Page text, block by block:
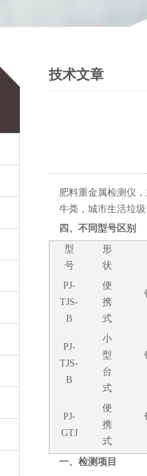
技术文章
肥料重金属检测仪
牛粪，城市生活垃
四、不同型号区别
型
号
形
状
PJ-
TJS-
B
便
携
式
PJ-
TJS-
B
小
型
台
式
PJ-
GTJ
便
携
式
一、检测项目